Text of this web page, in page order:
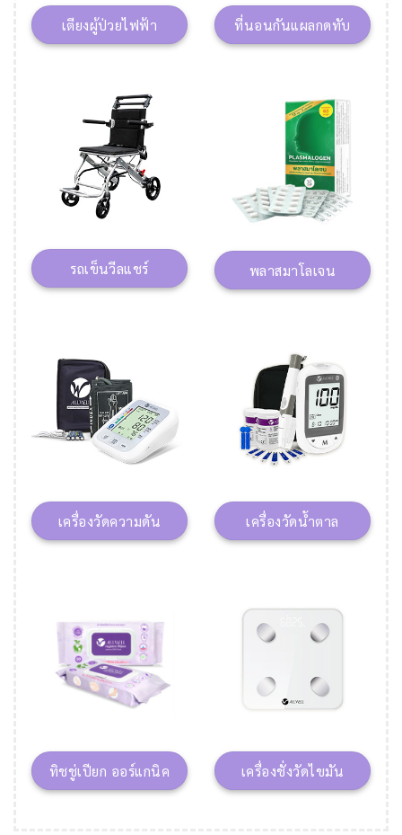
เตียงผู้ป่วยไฟฟ้า ที่นอนกันแผลกดทับ
รถเข็นวีลแชร์ พลาสมาโลเจน
เครื่องวัดความดัน เครื่องวัดน้ำตาล
ทิชชู่เปียก ออร์แกนิค เครื่องชั่งวัดไขมัน